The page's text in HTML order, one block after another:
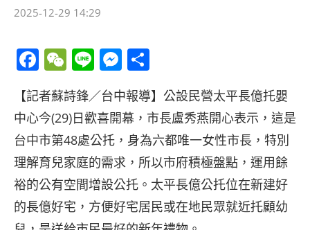
2025-12-29 14:29
Facebook
WeChat
LineMessenger
享
【記者蘇詩鋒／台中報導】公設民營太平長億托嬰
中心今(29)日歡喜開幕，市長盧秀燕開心表示，這是
台中市第48處公托，身為六都唯一女性市長，特別
理解育兒家庭的需求，所以市府積極盤點，運用餘
裕的公有空間增設公托。太平長億公托位在新建好
的長億好宅，方便好宅居民或在地民眾就近托顧幼